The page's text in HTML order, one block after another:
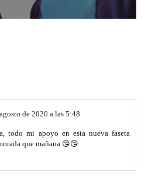
de 2020 a las 5:48
todo mi apoyo en esta nueva faseta
que mañana 😘😘